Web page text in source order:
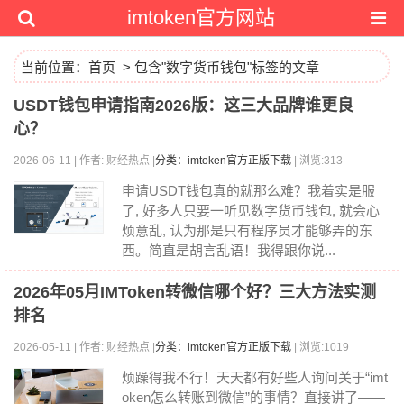
imtoken官方网站
当前位置： 首页 > 包含"数字货币钱包"标签的文章
USDT钱包申请指南2026版：这三大品牌谁更良
心？
2026-06-11 | 作者: 财经热点 | 分类：imtoken官方正版下载 | 浏览:313
申请USDT钱包真的就那么难？我着实是服
了, 好多人只要一听见数字货币钱包, 就会心
烦意乱, 认为那是只有程序员才能够弄的东
西。简直是胡言乱语！我得跟你说...
2026年05月IMToken转微信哪个好？三大方法实测
排名
2026-05-11 | 作者: 财经热点 | 分类：imtoken官方正版下载 | 浏览:1019
烦躁得我不行！天天都有好些人询问关于“imt
oken怎么转账到微信”的事情？直接讲了——